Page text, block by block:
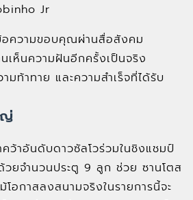
Jr
อความขอบคุณผ่านสื่อสังคม
เห็นความฝันอีกครั้งเป็นจริง
ท้าทาย และความสำเร็จที่ได้รับ
ญ่
ว้าอันดับดาวซัลโวร่วมในชิงแชมป์
ด้วยจำนวนประตู 9 ลูก ช่วย ซานโตส
อกาสลงสนามจริงในรายการนี้จะ